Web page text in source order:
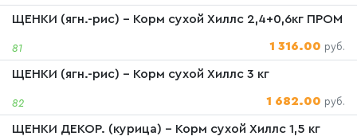
81
ЩЕНКИ (ягн.-рис) - Корм сухой Хиллс 2,4+0,6кг ПРОМ
1 316.00 руб.
82
ЩЕНКИ (ягн.-рис) - Корм сухой Хиллс 3 кг
1 682.00 руб.
ЩЕНКИ ДЕКОР. (курица) - Корм сухой Хиллс 1,5 кг